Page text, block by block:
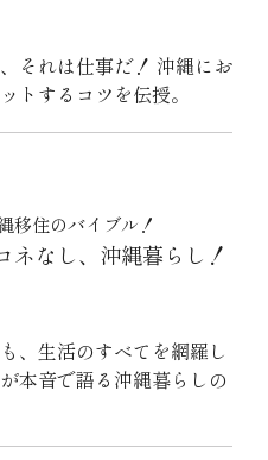
それは仕事だ！ 沖縄にお
トするコツを伝授。
移住のバイブル！
ネなし、沖縄暮らし！
、生活のすべてを網羅し
本音で語る沖縄暮らしの